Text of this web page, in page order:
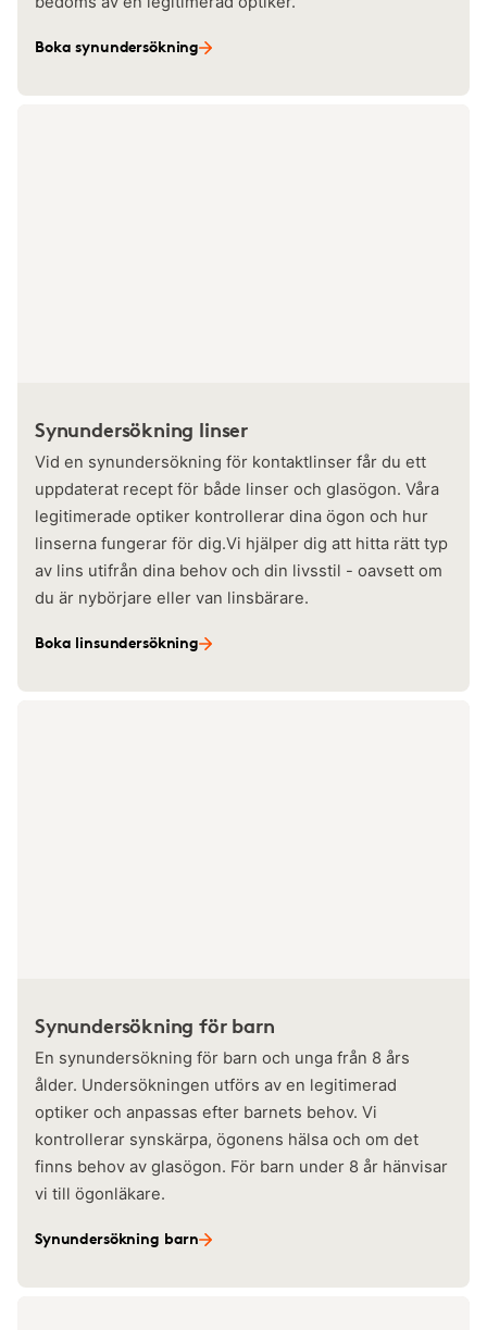
Boka synundersökning
Synundersökning linser
Vid en synundersökning för kontaktlinser får du ett
uppdaterat recept för både linser och glasögon. Våra
legitimerade optiker kontrollerar dina ögon och hur
linserna fungerar för dig.Vi hjälper dig att hitta rätt typ
av lins utifrån dina behov och din livsstil - oavsett om
du är nybörjare eller van linsbärare.
Boka linsundersökning
Synundersökning för barn
En synundersökning för barn och unga från 8 års
ålder. Undersökningen utförs av en legitimerad
optiker och anpassas efter barnets behov. Vi
kontrollerar synskärpa, ögonens hälsa och om det
finns behov av glasögon. För barn under 8 år hänvisar
vi till ögonläkare.
Synundersökning barn